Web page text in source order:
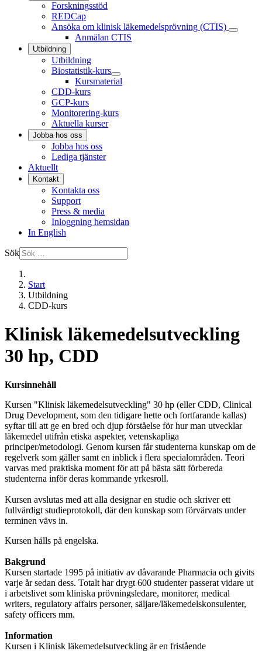
Forskningsstöd
REDCap
Ansöka om klinisk läkemedelsprövning (CTIS)
Anmälan CTIS
Utbildning
Utbildning
Biostatistik-kurs
Kursmaterial
CDD-kurs
GCP-kurs
Monitorering-kurs
Aktuella kurser
Jobba hos oss
Jobba hos oss
Lediga tjänster
Aktuellt
Kontakt
Kontakta oss
Support
Press & media
Inloggning hemsidan
In English
Sök
Start
Utbildning
CDD-kurs
Klinisk läkemedelsutveckling
30 hp, CDD
Kursinnehåll
Kursen "Klinisk läkemedelsutveckling" 30 hp (eller CDD, Clinical
Drug Development, som den tidigare hette och fortfarande kallas)
syftar till att ge en bred och djup förståelse för hur man utvecklar
läkemedel utifrån etiska aspekter, vetenskapliga
principer/metodologi. Genom kursen får studenterna kunskap om de
regelverk som gäller samt en inblick i flera specialområden. Teori
varvas med praktiska moment för att på bästa sätt förbereda
studenterna inför deras kommande yrkesroll.
Kursen avslutas med att alla designar en studie och skriver ett
fullvärdigt studieprotokoll, där den kunskap som förvärvats under
terminen vävs in.
Kursen hålls på engelska.
Bakgrund
Kursen startade 1995 på initiativ av dåvarande Pharmacia och givits
varje år sedan dess. Totalt har drygt 600 studenter passerat vidare ut
i arbetslivet som kliniska prövningsledare, monitorer, medical
writers, regulatory affairs personer, säljare/läkemedelskonsulenter,
safety officers mm.
Information
Kursen i Klinisk läkemedelsutveckling är en fristående